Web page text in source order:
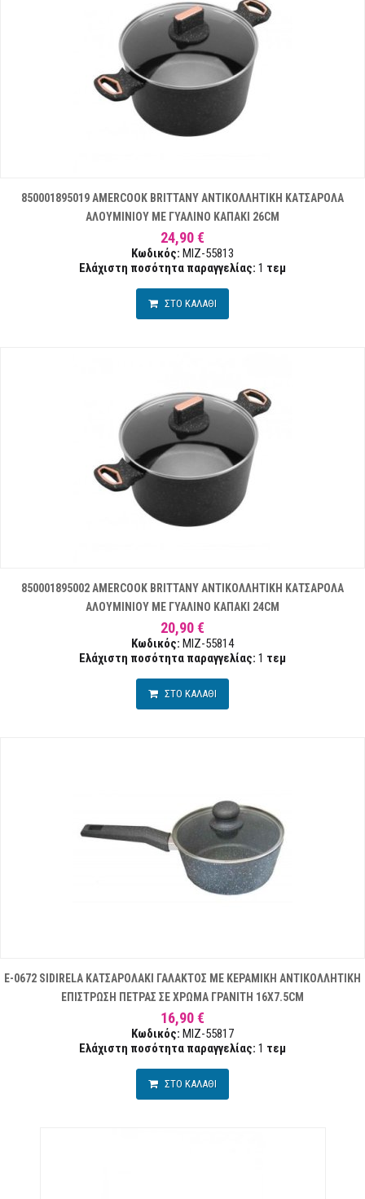
850001895019 AMERCOOK BRITTANY ΑΝΤΙΚΟΛΛΗΤΙΚΗ ΚΑΤΣΑΡΟΛΑ
ΑΛΟΥΜΙΝΙΟΥ ΜΕ ΓΥΑΛΙΝΟ ΚΑΠΑΚΙ 26CM
24,90 €
Κωδικός: MIZ-55813
Ελάχιστη ποσότητα παραγγελίας: 1 τεμ
ΣΤΟ ΚΑΛΑΘΙ
850001895002 AMERCOOK BRITTANY ΑΝΤΙΚΟΛΛΗΤΙΚΗ ΚΑΤΣΑΡΟΛΑ
ΑΛΟΥΜΙΝΙΟΥ ΜΕ ΓΥΑΛΙΝΟ ΚΑΠΑΚΙ 24CM
20,90 €
Κωδικός: MIZ-55814
Ελάχιστη ποσότητα παραγγελίας: 1 τεμ
ΣΤΟ ΚΑΛΑΘΙ
E-0672 SIDIRELA ΚΑΤΣΑΡΟΛΑΚΙ ΓΑΛΑΚΤΟΣ ΜΕ ΚΕΡΑΜΙΚΗ ΑΝΤΙΚΟΛΛΗΤΙΚΗ
ΕΠΙΣΤΡΩΣΗ ΠΕΤΡΑΣ ΣΕ ΧΡΩΜΑ ΓΡΑΝΙΤΗ 16X7.5CM
16,90 €
Κωδικός: MIZ-55817
Ελάχιστη ποσότητα παραγγελίας: 1 τεμ
ΣΤΟ ΚΑΛΑΘΙ